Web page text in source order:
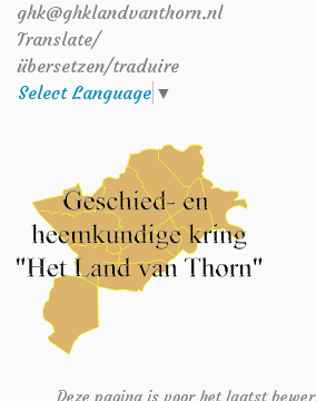
ghk@ghklandvanthorn.nl
Translate/
übersetzen/traduire
Select Language ▼
Deze pagina is voor het laatst